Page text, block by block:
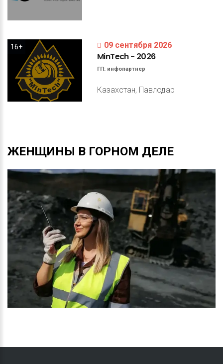
16+ 09 сентября 2026
MinTech- 2026
ГП: инфопартнер
Казахстан, Павлодар
ЖЕНЩИНЫ В ГОРНОМ ДЕЛЕ